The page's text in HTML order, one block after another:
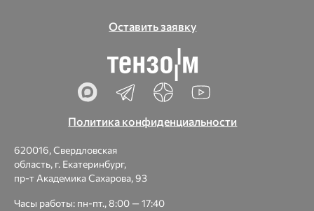
Оставить заявку
Политика конфиденциальности
620016, Свердловская
область, г. Екатеринбург,
пр-т Академика Сахарова, 93
Часы работы: пн-пт., 8:00 — 17:40